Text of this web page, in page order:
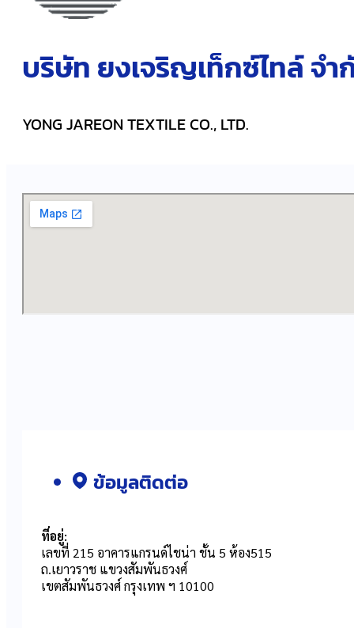
บริษัท ยงเจริญเท็กซ์ไทล์ จำ
YONG JAREON TEXTILE CO., LTD.
ข้อมูลติดต่อ
ที่อยู่:
เลขที่ 215 อาคารแกรนด์ไชน่า ชั้น 5 ห้อง515
ถ.เยาวราช แขวงสัมพันธวงศ์
เขตสัมพันธวงศ์ กรุงเทพ ฯ 10100